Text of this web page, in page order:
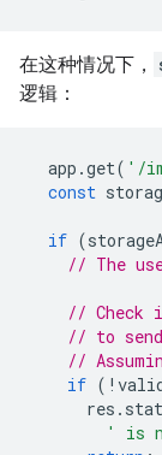
在这种情况下，
逻辑：
app .get( '/
const
if (
// The
// Check
// to
//
if ( !
res .
' is